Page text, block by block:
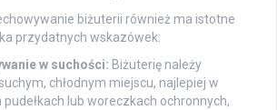
biżuterii również ma istotne
przydatnych wskazówek:
w suchości: Biżuterię należy
chłodnym miejscu, najlepiej w
pudełkach lub woreczkach ochronnych,